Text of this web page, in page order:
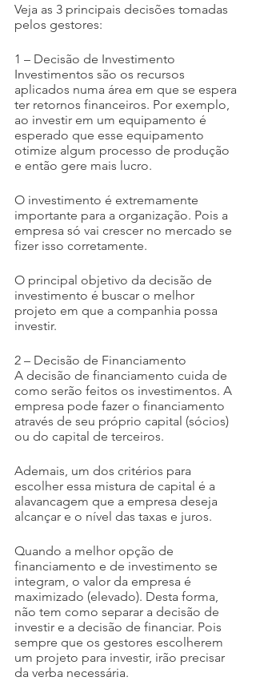
Veja as 3 principais decisões tomadas
pelos gestores:
1 – Decisão de Investimento
Investimentos são os recursos
aplicados numa área em que se espera
ter retornos financeiros. Por exemplo,
ao investir em um equipamento é
esperado que esse equipamento
otimize algum processo de produção
e então gere mais lucro.
O investimento é extremamente
importante para a organização. Pois a
empresa só vai crescer no mercado se
fizer isso corretamente.
O principal objetivo da decisão de
investimento é buscar o melhor
projeto em que a companhia possa
investir.
2 – Decisão de Financiamento
A decisão de financiamento cuida de
como serão feitos os investimentos. A
empresa pode fazer o financiamento
através de seu próprio capital (sócios)
ou do capital de terceiros.
Ademais, um dos critérios para
escolher essa mistura de capital é a
alavancagem que a empresa deseja
alcançar e o nível das taxas e juros.
Quando a melhor opção de
financiamento e de investimento se
integram, o valor da empresa é
maximizado (elevado). Desta forma,
não tem como separar a decisão de
investir e a decisão de financiar. Pois
sempre que os gestores escolherem
um projeto para investir, irão precisar
da verba necessária.